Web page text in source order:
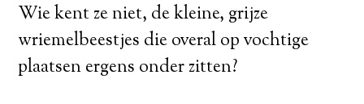
Wie kent ze niet, de kleine, grijze
wriemelbeestjes die overal op vochtige
plaatsen ergens onder zitten?